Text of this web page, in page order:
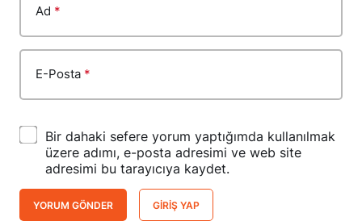
Ad *
E-Posta *
Bir dahaki sefere yorum yaptığımda kullanılmak
üzere adımı, e-posta adresimi ve web site
adresimi bu tarayıcıya kaydet.
YORUM GÖNDER GIRIŞ YAP